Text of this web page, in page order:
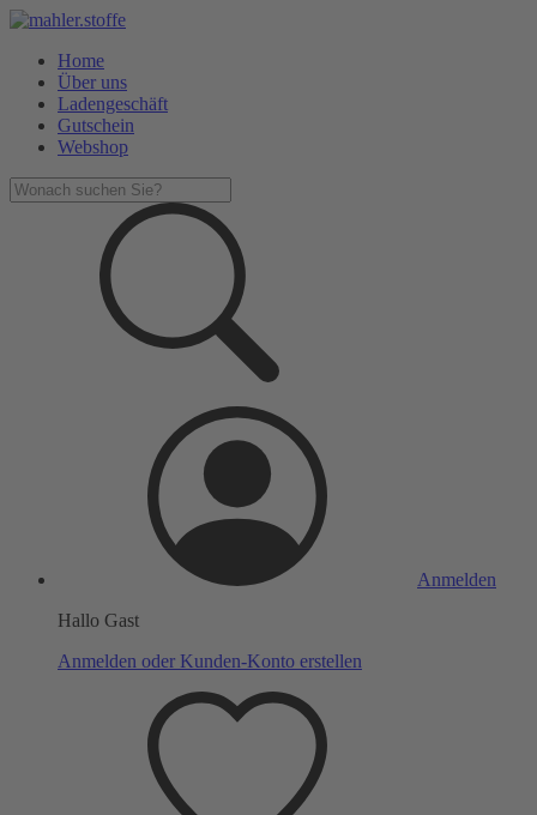
Home
Über uns
Ladengeschäft
Gutschein
Webshop
Anmelden
Hallo Gast
Anmelden oder Kunden-Konto erstellen